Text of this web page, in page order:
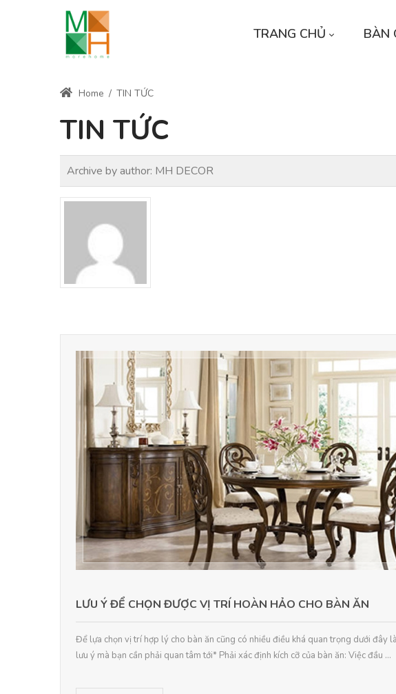
TRANG CHỦ BÀN
Home / TIN TỨC
TIN TỨC
Archive by author: MH DECOR
LƯU Ý ĐỂ CHỌN ĐƯỢC VỊ TRÍ HOÀN HẢO CHO BÀN ĂN
Để lựa chọn vị trí hợp lý cho bàn ăn cũng có nhiều điều khá quan trọng dưới đây
lưu ý mà bạn cần phải quan tâm tới* Phải xác định kích cỡ của bàn ăn: Việc đầu ...